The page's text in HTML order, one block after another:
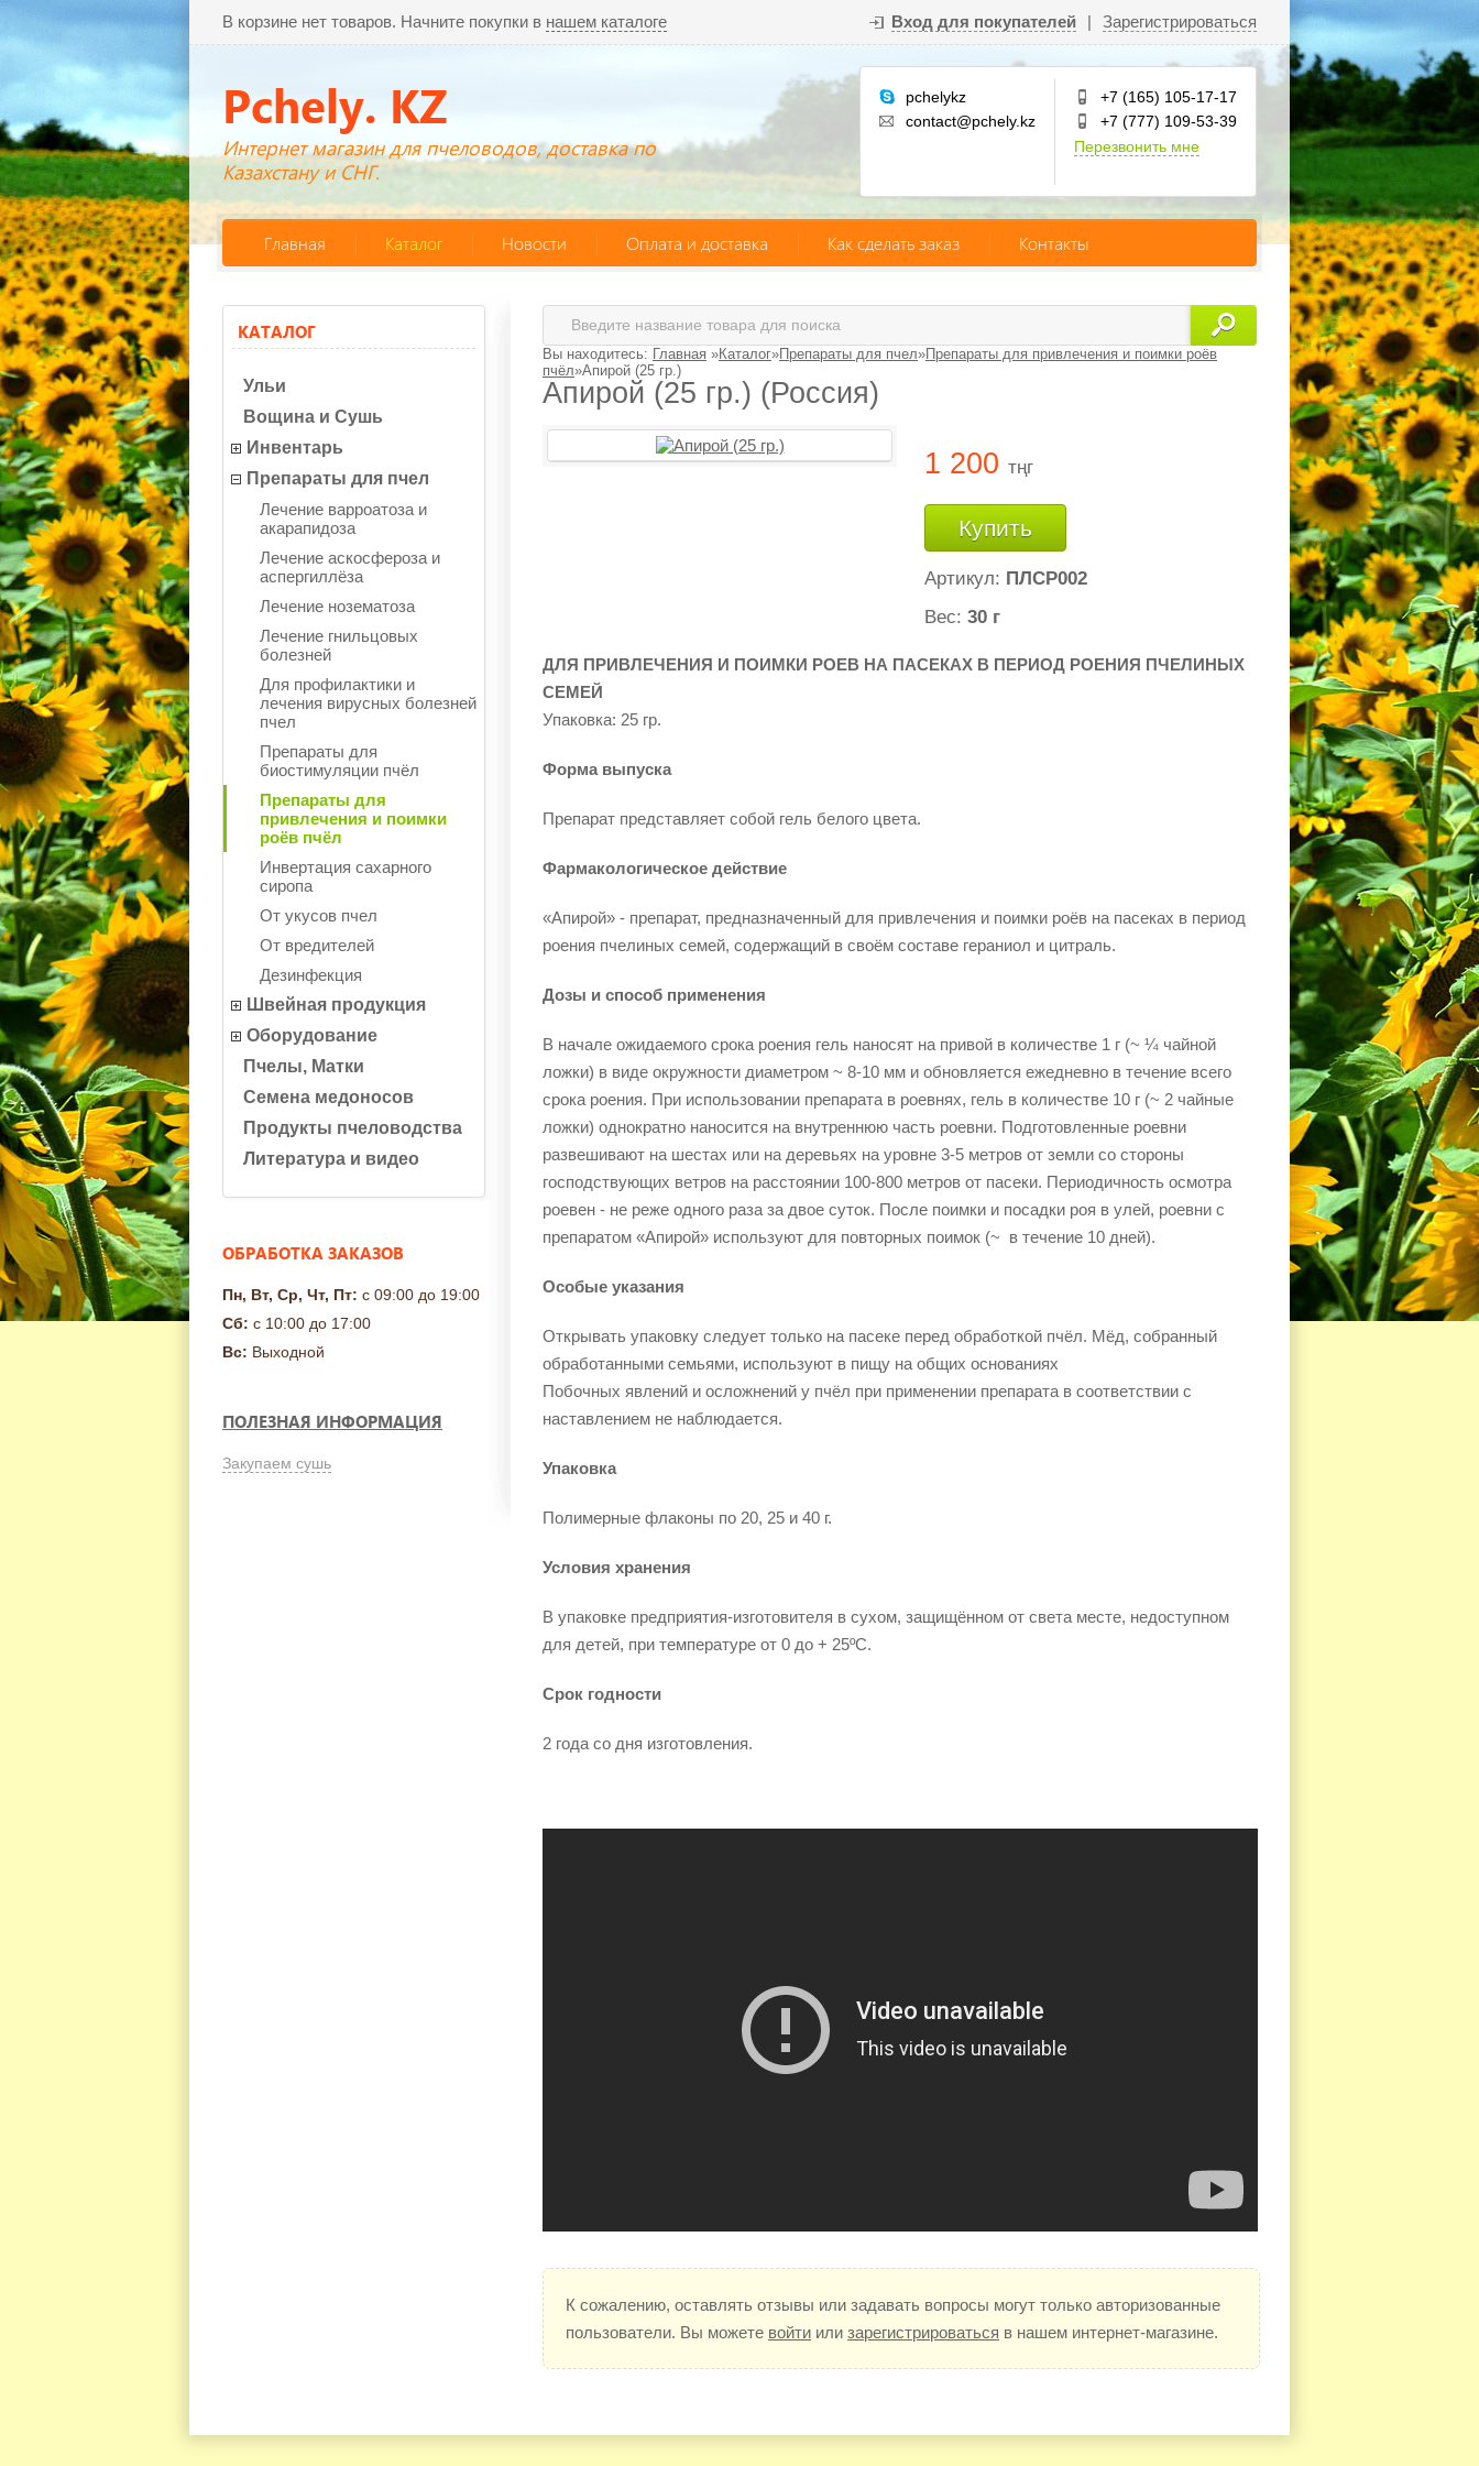
В корзине нет товаров. Начните покупки в нашем каталоге Вход для покупателей | Зарегистрироваться
Pchely. KZ
Интернет магазин для пчеловодов, доставка по
Казахстану и СНГ.
pchelykz
contact@pchely.kz
+7 (165) 105-17-17
+7 (777) 109-53-39
Перезвонить мне
Главная Каталог Новости Оплата и доставка Как сделать заказ Контакты
КАТАЛОГ
Ульи
Вощина и Сушь
Инвентарь
Препараты для пчел
Лечение варроатоза и
акарапидоза
Лечение аскосфероза и
аспергиллёза
Лечение нозематоза
Лечение гнильцовых
болезней
Для профилактики и
лечения вирусных болезней
пчел
Препараты для
биостимуляции пчёл
Препараты для
привлечения и поимки
роёв пчёл
Инвертация сахарного
сиропа
От укусов пчел
От вредителей
Дезинфекция
Швейная продукция
Оборудование
Пчелы, Матки
Семена медоносов
Продукты пчеловодства
Литература и видео
ОБРАБОТКА ЗАКАЗОВ
Пн, Вт, Ср, Чт, Пт: с 09:00 до 19:00
Сб: с 10:00 до 17:00
Вс: Выходной
ПОЛЕЗНАЯ ИНФОРМАЦИЯ
Закупаем сушь
Вы находитесь: Главная »Каталог»Препараты для пчел»Препараты для привлечения и поимки роёв
пчёл»Апирой (25 гр.)
Апирой (25 гр.) (Россия)
1 200 тңг
Купить
Артикул: ПЛСР002
Вес: 30 г
ДЛЯ ПРИВЛЕЧЕНИЯ И ПОИМКИ РОЕВ НА ПАСЕКАХ В ПЕРИОД РОЕНИЯ ПЧЕЛИНЫХ
СЕМЕЙ
Упаковка: 25 гр.
Форма выпуска
Препарат представляет собой гель белого цвета.
Фармакологическое действие
«Апирой» - препарат, предназначенный для привлечения и поимки роёв на пасеках в период
роения пчелиных семей, содержащий в своём составе гераниол и цитраль.
Дозы и способ применения
В начале ожидаемого срока роения гель наносят на привой в количестве 1 г (~ ¼ чайной
ложки) в виде окружности диаметром ~ 8-10 мм и обновляется ежедневно в течение всего
срока роения. При использовании препарата в роевнях, гель в количестве 10 г (~ 2 чайные
ложки) однократно наносится на внутреннюю часть роевни. Подготовленные роевни
развешивают на шестах или на деревьях на уровне 3-5 метров от земли со стороны
господствующих ветров на расстоянии 100-800 метров от пасеки. Периодичность осмотра
роевен - не реже одного раза за двое суток. После поимки и посадки роя в улей, роевни с
препаратом «Апирой» используют для повторных поимок (~ в течение 10 дней).
Особые указания
Открывать упаковку следует только на пасеке перед обработкой пчёл. Мёд, собранный
обработанными семьями, используют в пищу на общих основаниях
Побочных явлений и осложнений у пчёл при применении препарата в соответствии с
наставлением не наблюдается.
Упаковка
Полимерные флаконы по 20, 25 и 40 г.
Условия хранения
В упаковке предприятия-изготовителя в сухом, защищённом от света месте, недоступном
для детей, при температуре от 0 до + 25ºС.
Срок годности
2 года со дня изготовления.
К сожалению, оставлять отзывы или задавать вопросы могут только авторизованные
пользователи. Вы можете войти или зарегистрироваться в нашем интернет-магазине.